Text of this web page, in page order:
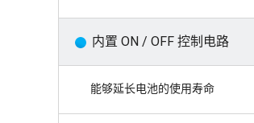
内置 ON / OFF 控制电路
能够延长电池的使用寿命